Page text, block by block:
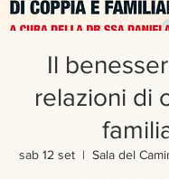
Il
relazioni di
sab 12 set
  |
Sala del